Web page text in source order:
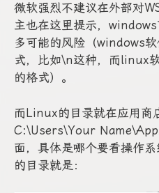
微软强烈不建议在外部对
主也在这里提示，
多可能的风险（windows
式，比如\n这种，而linux
的格式）。
而Linux的目录就在应用商
C:\Users\Your
面，具体是哪个要看操作
的目录就是：